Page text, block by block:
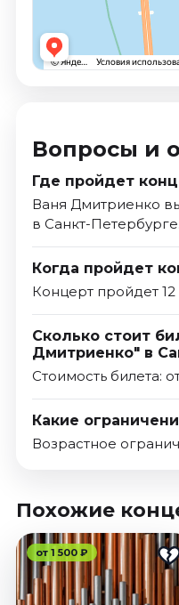
Вопросы и
Где пройдет
Ваня Дмитриенко
в Санкт-Петербурге.
Когда пройдет
Концерт пройдет 12
Сколько стоит
Дмитриенко" в
Стоимость билета:
Какие
Возрастное
Похожие
от 1 500 ₽